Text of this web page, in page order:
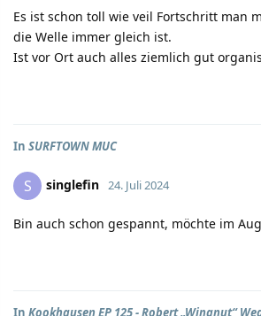
Es ist schon toll wie veil Fortschritt man
die Welle immer gleich ist.
Ist vor Ort auch alles ziemlich gut
In SURFTOWN MUC
S singlefin 24. Juli 2024
Bin auch schon gespannt, möchte im
In Kookhausen EP 125 - Robert „Wingnut“